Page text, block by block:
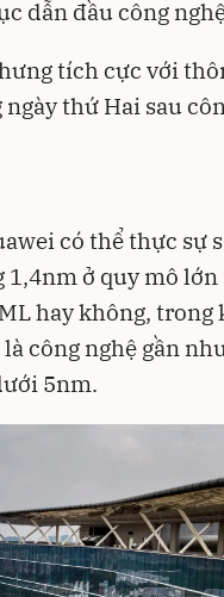
dẫn đầu công
tích cực với
thứ Hai sau
có thể thực sự
ở quy mô lớn
hay không,
công nghệ gần
5nm.